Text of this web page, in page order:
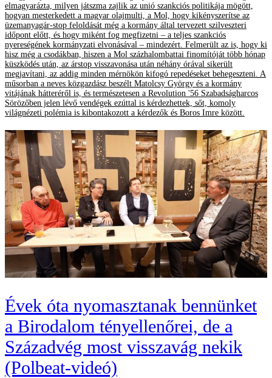
elmagyarázta, milyen játszma zajlik az unió szankciós politikája mögött,
hogyan mesterkedett a magyar olajmulti, a Mol, hogy kikényszerítse az
üzemanyagár-stop feloldását még a kormány által tervezett szilveszteri
időpont előtt, és hogy miként fog megfizetni – a teljes szankciós
nyereségének kormányzati elvonásával – mindezért. Felmerült az is, hogy ki
hisz még a csodákban, hiszen a Mol százhalombattai finomítóját több hónap
küszködés után, az árstop visszavonása után néhány órával sikerült
megjavítani, az addig minden mérnökön kifogó repedéseket behegeszteni. A
műsorban a neves közgazdász beszélt Matolcsy György és a kormány
vitájának hátteréről is, és természetesen a Revolution '56 Szabadságharcos
Sörözőben jelen lévő vendégek ezúttal is kérdezhettek, sőt, komoly
világnézeti polémia is kibontakozott a kérdezők és Boros Imre között.
Évek óta nyomasztanak bennünket
a Birodalom tényellenőrei, de a
Századvég most visszavág nekik
(Polbeat-videó)